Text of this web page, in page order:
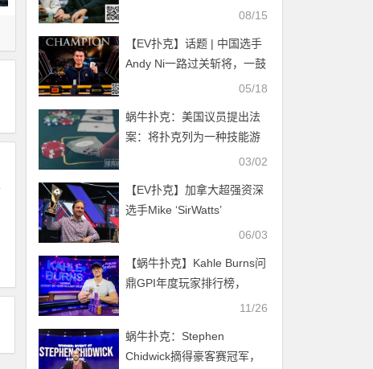
池牌局中惨遭Tang同花绝杀
08/15
【EV扑克】话题 | 中国选手
Andy Ni一路过关斩将，一鼓
作气赢得首个Triton冠军头衔
05/18
蜗牛扑克：美国议员提出法
案：将扑克列为一种技能游
03/02
【EV扑克】加拿大超强资深
选手Mike ‘SirWatts’
Watson，线上实时为你解06/03
【蜗牛扑克】Kahle Burns问
鼎GPI年度玩家排行榜，
11/26
蜗牛扑克：Stephen
Chidwick摘得豪客赛冠军，